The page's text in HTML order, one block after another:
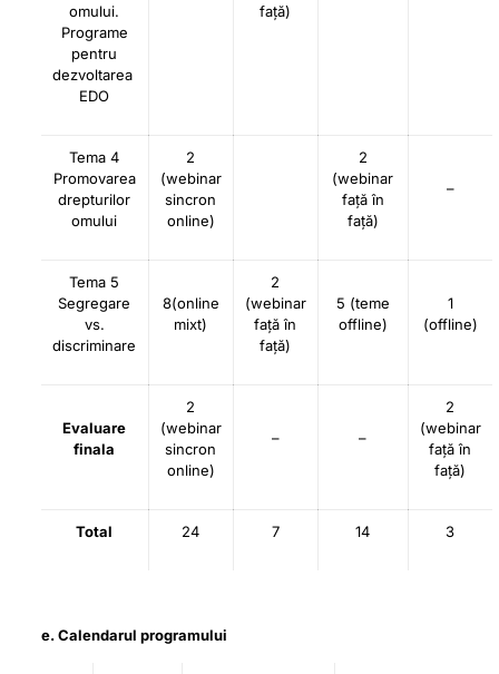
omului.
Programe
pentru
dezvoltarea
EDO
față)
Tema 4
Promovarea
drepturilor
omului
2
(webinar
sincron
online)
2
(webinar
față în
față)
–
Tema 5
Segregare
vs.
discriminare
8(online
mixt)
2
(webinar
față în
față)
5 (teme
offline)
1
(offline)
Evaluare
finala
2
(webinar
sincron
online)
– –
2
(webinar
față în
față)
Total 24 7 14 3
e. Calendarul programului